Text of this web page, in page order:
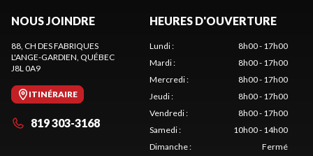
NOUS JOINDRE
88, CH DES FABRIQUES
L'ANGE-GARDIEN , QUÉBEC
J8L 0A9
ITINÉRAIRE
819 303-3168
HEURES D'OUVERTURE
Lundi:
8h00 - 17h00
Mardi:
8h00 - 17h00
Mercredi:
8h00 - 17h00
Jeudi:
8h00 - 17h00
Vendredi:
8h00 - 17h00
Samedi:
10h00 - 14h00
Dimanche: Fermé